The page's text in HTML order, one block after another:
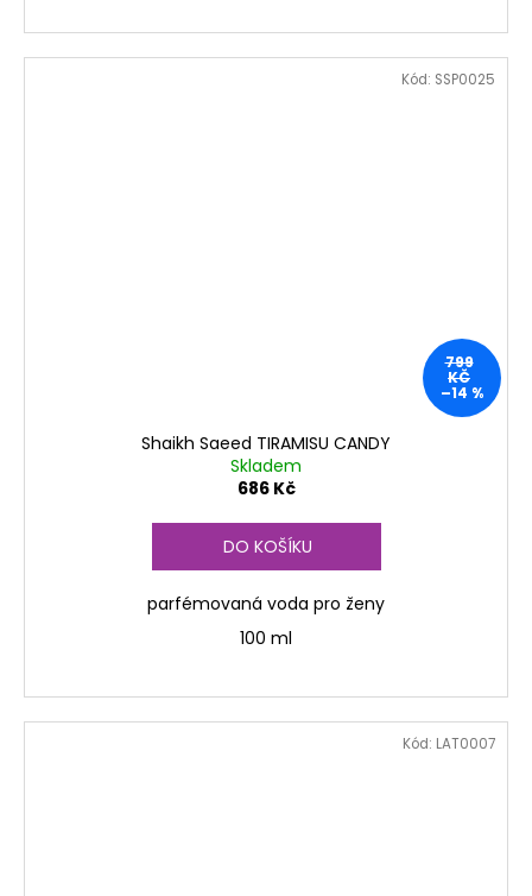
799
KČ
–14 %
Shaikh Saeed TIRAMISU CANDY
Skladem
686 Kč
DO KOŠÍKU
parfémovaná voda pro ženy
100 ml
Kód: SSP0025
Kód: LAT0007